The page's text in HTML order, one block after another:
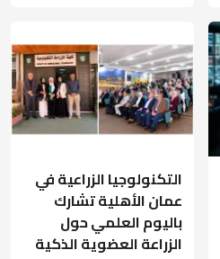
التكنولوجيا الزراعية في
عمان الأهلية تشارك
باليوم العلمي حول
الزراعة العضوية الذكية